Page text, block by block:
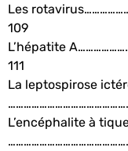
Les
109
L’hépatite
111
La leptospirose
L’encéphalite à